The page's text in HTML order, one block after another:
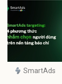
SmartAds